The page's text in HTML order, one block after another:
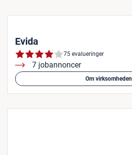
Evida
75 evalueringer
7 jobannoncer
Om virksomheden